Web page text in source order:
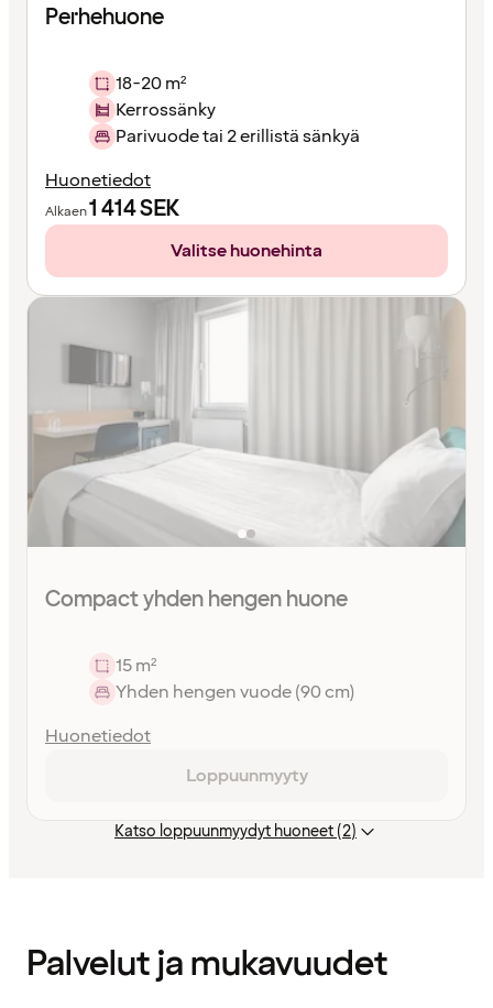
Perhehuone
18-20 m²
Kerrossänky
Parivuode tai 2 erillistä sänkyä
Huonetiedot
Alkaen1 414SEK
Valitse huonehinta
Compact yhden hengen huone
15 m²
Yhden hengen vuode (90 cm)
Huonetiedot
Loppuunmyyty
Katso loppuunmyydyt huoneet (2)
Palvelut ja mukavuudet